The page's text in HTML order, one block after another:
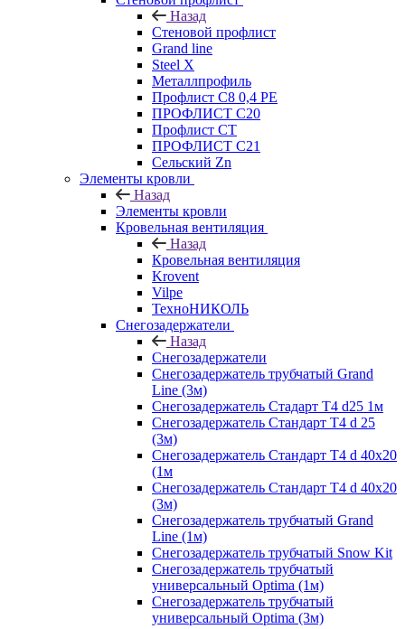
Назад
Стеновой профлист
Grand line
Steel X
Металлпрофиль
Профлист С8 0,4 РЕ
ПРОФЛИСТ С20
Профлист СТ
ПРОФЛИСТ С21
Сельский Zn
Элементы кровли
Назад
Элементы кровли
Кровельная вентиляция
Назад
Кровельная вентиляция
Krovent
Vilpe
ТехноНИКОЛЬ
Снегозадержатели
Назад
Снегозадержатели
Снегозадержатель трубчатый Grand
Line (3м)
Снегозадержатель Стадарт Т4 d25 1м
Снегозадержатель Стандарт Т4 d 25
(3м)
Снегозадержатель Стандарт Т4 d 40х20
(1м
Снегозадержатель Стандарт Т4 d 40х20
(3м)
Снегозадержатель трубчатый Grand
Line (1м)
Снегозадержатель трубчатый Snow Kit
Снегозадержатель трубчатый
универсальный Optima (1м)
Снегозадержатель трубчатый
универсальный Optima (3м)